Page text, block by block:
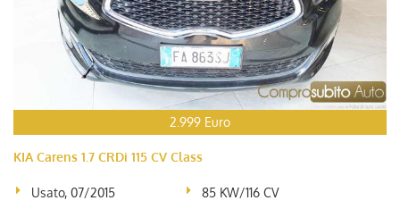
2.999 Euro
KIA Carens 1.7 CRDi 115 CV Class
Usato, 07/2015 85 KW/116 CV